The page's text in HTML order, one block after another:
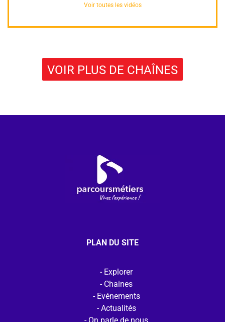
Voir toutes les vidéos
VOIR PLUS DE CHAÎNES
PLAN DU SITE
Explorer
Chaines
Evénements
Actualités